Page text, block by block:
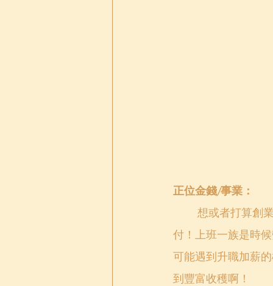
正位金錢/事業：
想或者打算創
付！上班一族是時
可能遇到升職加薪
到豐富收穫啊！